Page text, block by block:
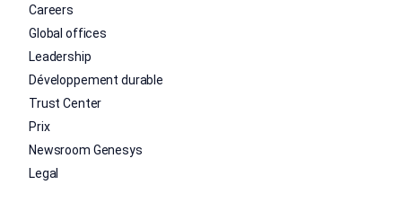
Careers
Global offices
Leadership
Développement durable
Trust Center
Prix
Newsroom Genesys
Legal